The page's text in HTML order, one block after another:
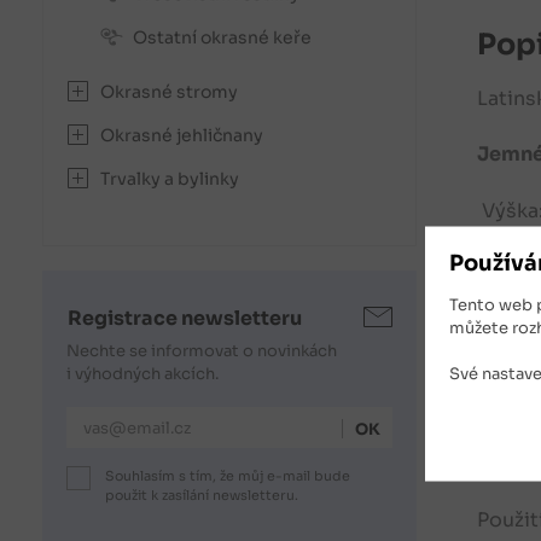
Tento web
můžete
Své
Ostatní okrasné keře
Okrasné stromy
Okrasné jehličnany
Trvalky a bylinky
Registrace newsletteru
Nechte se informovat o novinkách
i výhodných akcích.
E-mailová adresa
Souhlasím s tím, že můj e-mail bude
použit k zasílání newsletteru.